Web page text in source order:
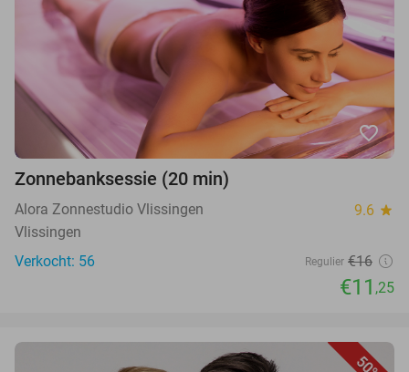
favorite_border
Zonnebanksessie (20 min)
Alora Zonnestudio Vlissingen 9.6 star
Vlissingen
Verkocht: 56
Regulier €16
€11 ,25